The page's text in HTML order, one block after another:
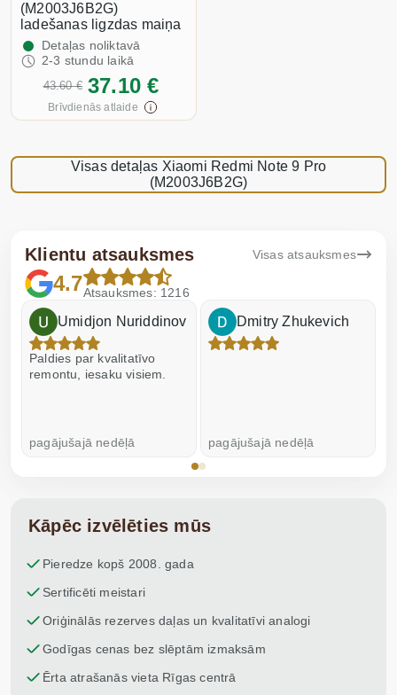
(M2003J6B2G)
ladešanas ligzdas maiņa
Detaļas noliktavā
2-3 stundu laikā
43.60 € 37.10 €
Brīvdienās atlaide
Visas detaļas Xiaomi Redmi Note 9 Pro
(M2003J6B2G)
Klientu atsauksmes Visas atsauksmes
4.7Atsauksmes: 1216
Umidjon Nuriddinov
Paldies par kvalitatīvo
remontu, iesaku visiem.
pagājušajā nedēļā
Dmitry Zhukevich
pagājušajā nedēļā
Kāpēc izvēlēties mūs
Pieredze kopš 2008. gada
Sertificēti meistari
Oriģinālās rezerves daļas un kvalitatīvi analogi
Godīgas cenas bez slēptām izmaksām
Ērta atrašanās vieta Rīgas centrā